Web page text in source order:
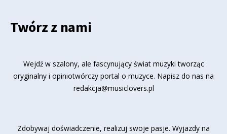
Twórz z nami
Wejdź w szalony, ale fascynujący świat muzyki tworząc
oryginalny i opiniotwórczy portal o muzyce. Napisz do nas na
redakcja@musiclovers.pl
Zdobywaj doświadczenie, realizuj swoje pasje. Wyjazdy na